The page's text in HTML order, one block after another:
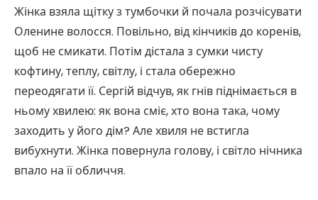
Жінка взяла щітку з тумбочки й почала розчісувати
Оленине волосся. Повільно, від кінчиків до коренів,
щоб не смикати. Потім дістала з сумки чисту
кофтину, теплу, світлу, і стала обережно
переодягати її. Сергій відчув, як гнів піднімається в
ньому хвилею: як вона сміє, хто вона така, чому
заходить у його дім? Але хвиля не встигла
вибухнути. Жінка повернула голову, і світло нічника
впало на її обличчя.